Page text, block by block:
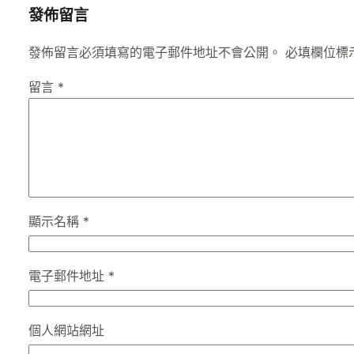
發佈留言
發佈留言必須填寫的電子郵件地址不會公開。 必填欄位
留言 *
顯示名稱 *
電子郵件地址 *
個人網站網址